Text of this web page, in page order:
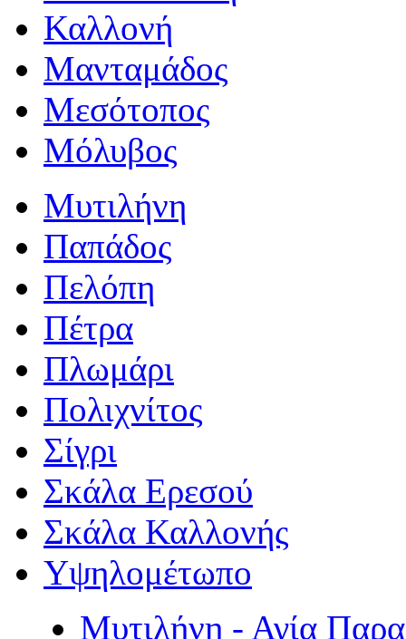
Καλλονή
Μανταμάδος
Μεσότοπος
Μόλυβος
Μυτιλήνη
Παπάδος
Πελόπη
Πέτρα
Πλωμάρι
Πολιχνίτος
Σίγρι
Σκάλα Ερεσού
Σκάλα Καλλονής
Υψηλομέτωπο
Μυτιλήνη - Αγία